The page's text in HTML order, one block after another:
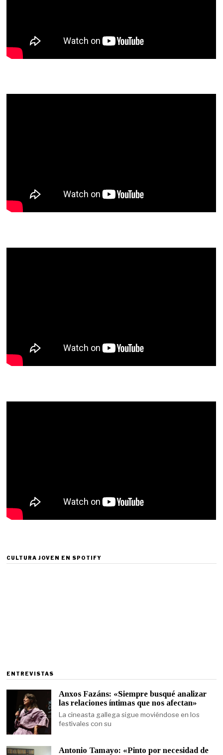
CULTURA JOVEN EN SPOTIFY
ENTREVISTAS
Anxos Fazáns: «Siempre busqué analizar
las relaciones íntimas que nos afectan»
La cineasta gallega sigue moviéndose en los
festivales con su
Antonio Tamayo: «Pinto por necesidad de